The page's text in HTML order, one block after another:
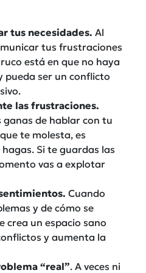
tus necesidades. Al
tus frustraciones
está en que no haya
pueda ser un conflicto
las frustraciones.
de hablar con tu
te molesta, es
Si te guardas las
vas a explotar
Cuando
y de cómo se
crea un espacio sano
y aumenta la
“real”. A veces ni